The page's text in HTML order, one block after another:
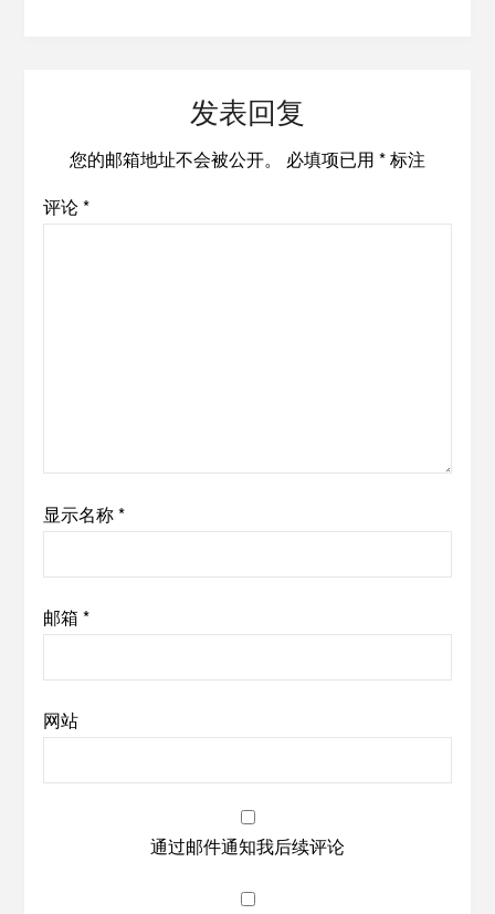
发表回复
您的邮箱地址不会被公开。 必填项已用 *标注
评论*
显示名称*
邮箱 *
网站
通过邮件通知我后续评论